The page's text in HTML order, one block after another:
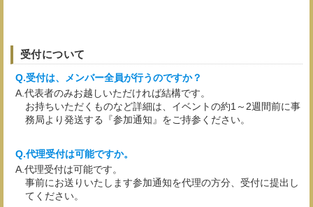
受付について
受付は、メンバー全員が行うのですか？
代表者のみお越しいただければ結構です。
お持ちいただくものなど詳細は、イベントの約1～2週間前に事
務局より発送する『参加通知』をご持参ください。
代理受付は可能ですか。
代理受付は可能です。
事前にお送りいたします参加通知を代理の方分、受付に提出し
てください。